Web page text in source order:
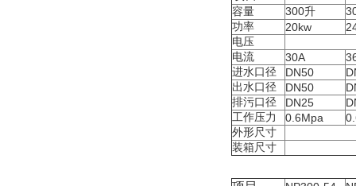
容量
300升
功率
20kw
电压
电流
30A
进水口径
DN50
出水口径
DN50
排污口径
DN25
工作压力
0.6Mpa
外形尺寸
装箱尺寸